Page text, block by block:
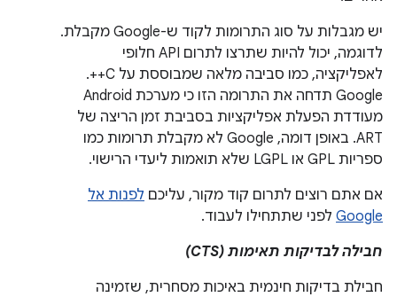
יש מגבלות על סוג התרומות לקוד ש-Google מקבלת.
לדוגמה, יכול להיות שתרצו לתרום API חלופי
לאפליקציה, כמו סביבה מלאה שמבוססת על C++.
‫Google תדחה את התרומה הזו כי מערכת Android
מעודדת הפעלת אפליקציות בסביבת זמן הריצה של
ART. באופן דומה, Google לא מקבלת תרומות כמו
ספריות GPL או LGPL שלא תואמות ליעדי הרישוי.
אם אתם רוצים לתרום קוד מקור, עליכם לפנות אל
Google לפני שתתחילו לעבוד.
חבילה לבדיקות תאימות (CTS)
חבילת בדיקות חינמית באיכות מסחרית, שזמינה